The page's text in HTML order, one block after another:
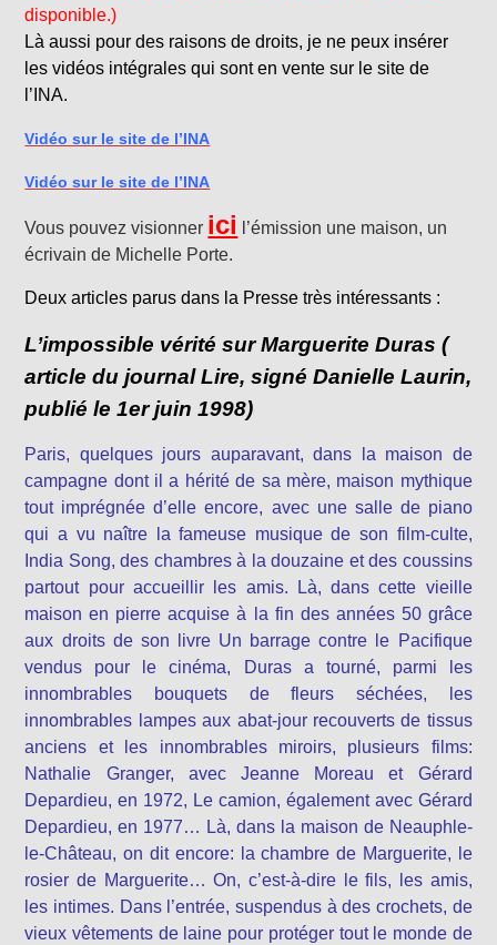
disponible.)
Là aussi pour des raisons de droits, je ne peux insérer
les vidéos intégrales qui sont en vente sur le site de
l’INA.
Vidéo sur le site de l’INA
Vidéo sur le site de l’INA
Vous pouvez visionner ici
l’émission une maison, un
écrivain de Michelle Porte.
Deux articles parus dans la Presse très intéressants :
L’impossible vérité sur Marguerite Duras (
article du journal Lire, signé Danielle Laurin,
publié le 1er juin 1998)
Paris, quelques jours auparavant, dans la maison de
campagne dont il a hérité de sa mère, maison mythique
tout imprégnée d’elle encore, avec une salle de piano
qui a vu naître la fameuse musique de son film-culte,
India Song, des chambres à la douzaine et des coussins
partout pour accueillir les amis. Là, dans cette vieille
maison en pierre acquise à la fin des années 50 grâce
aux droits de son livre Un barrage contre le Pacifique
vendus pour le cinéma, Duras a tourné, parmi les
innombrables bouquets de fleurs séchées, les
innombrables lampes aux abat-jour recouverts de tissus
anciens et les innombrables miroirs, plusieurs films:
Nathalie Granger, avec Jeanne Moreau et Gérard
Depardieu, en 1972, Le camion, également avec Gérard
Depardieu, en 1977… Là, dans la maison de Neauphle-
le-Château, on dit encore: la chambre de Marguerite, le
rosier de Marguerite… On, c’est-à-dire le fils, les amis,
les intimes. Dans l’entrée, suspendus à des crochets, de
vieux vêtements de laine pour protéger tout le monde de